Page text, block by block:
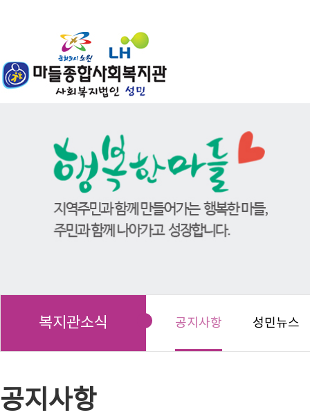
복지관소식 공지사항 성민뉴스
공지사항